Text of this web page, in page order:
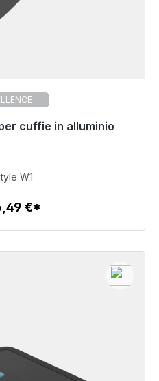
cuffie in alluminio
immediata, tempo di
€
W1
€*